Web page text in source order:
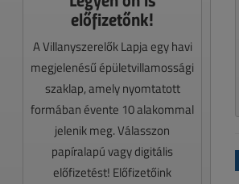
előfizetőnk!
A Villanyszerelők Lapja egy havi
megjelenésű épületvillamossági
szaklap, amely nyomtatott
formában évente 10 alakommal
jelenik meg. Válasszon
papíralapú vagy digitális
előfizetést! Előfizetőink